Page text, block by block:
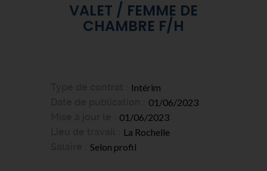
VALET / FEMME DE
CHAMBRE F/H
Intérim
01/06/2023
01/06/2023
La Rochelle
Selon profil